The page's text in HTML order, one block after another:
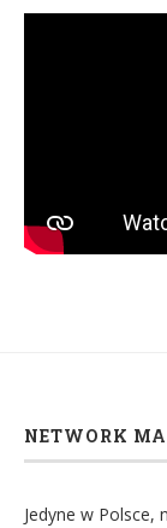
NETWORK
Jedyne w Polsce,